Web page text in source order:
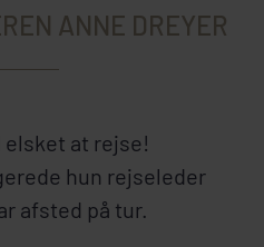
ANNE DREYER
elsket at rejse!
hun rejseleder
afsted på tur.